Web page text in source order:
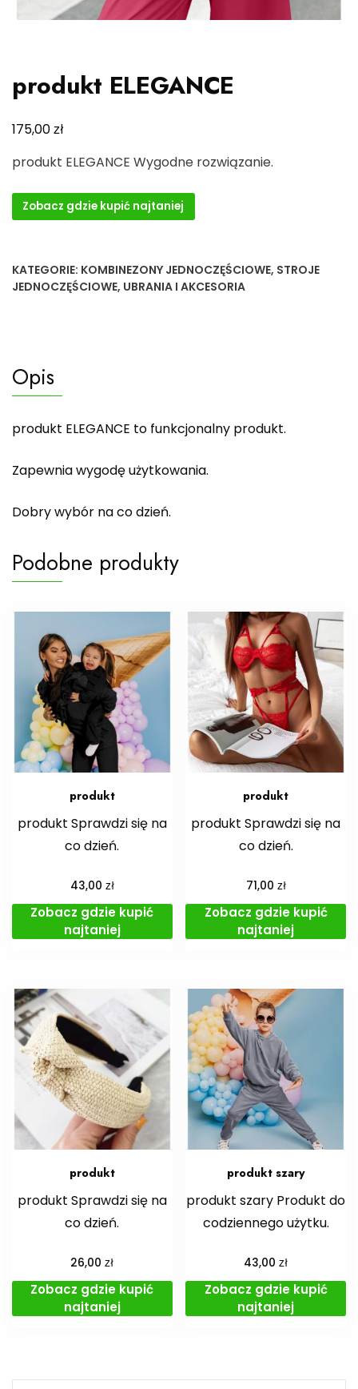
produkt ELEGANCE
175,00zł
produkt ELEGANCE Wygodne rozwiązanie.
Zobacz gdzie kupić najtaniej
KATEGORIE: KOMBINEZONY JEDNOCZĘŚCIOWE, STROJE
JEDNOCZĘŚCIOWE, UBRANIA I AKCESORIA
Opis
produkt ELEGANCE to funkcjonalny produkt.
Zapewnia wygodę użytkowania.
Dobry wybór na co dzień.
Podobne produkty
produkt
produkt Sprawdzi się na
co dzień.
43,00 zł
Zobacz gdzie kupić
najtaniej
produkt
produkt Sprawdzi się na
co dzień.
71,00 zł
Zobacz gdzie kupić
najtaniej
produkt
produkt Sprawdzi się na
co dzień.
26,00zł
Zobacz gdzie kupić
najtaniej
produkt szary
produkt szary Produkt do
codziennego użytku.
43,00zł
Zobacz gdzie kupić
najtaniej